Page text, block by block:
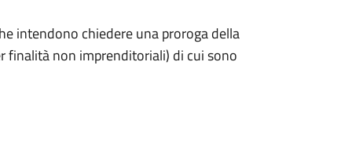
intendono chiedere una proroga della
finalità non imprenditoriali) di cui sono